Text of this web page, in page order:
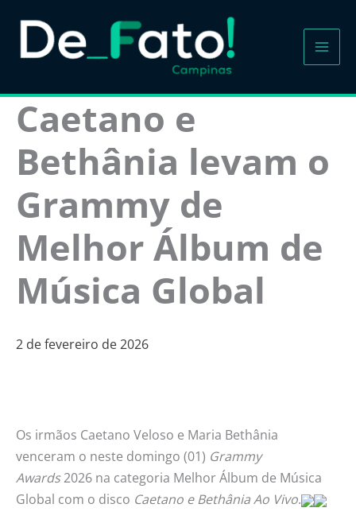
para
Caetano e
Bethânia levam o
Grammy de
Melhor Álbum de
Música Global
2 de fevereiro de 2026
Os irmãos Caetano Veloso e Maria Bethânia
venceram o neste domingo (01) Grammy
Awards2026 na categoria Melhor Álbum de Música
Global com o disco Caetano e Bethânia Ao Vivo.